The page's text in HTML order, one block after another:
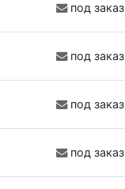
под заказ
под заказ
под заказ
под заказ